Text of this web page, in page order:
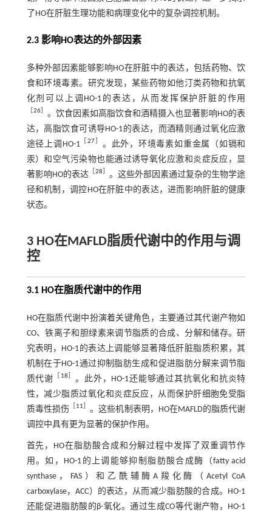
了HO在肝脏生理功能和病理变化中的复杂调控机制。
2.3 影响HO表达的外部因素
多种外部因素能够影响HO在肝脏中的表达，包括药物、饮
食和环境毒素。研究发现，某些药物如他汀类药物和抗氧
化剂可以上调HO-1的表达，从而发挥保护肝脏的作用
［26］ 。饮食因素如高脂饮食和酒精摄入也显著影响HO的表
达，高脂饮食可诱导HO-1的表达，而酒精则通过氧化应激
途径上调HO-1 ［27］ 。此外，环境毒素如重金属（如镉和
汞）和空气污染物也能通过诱导氧化应激和炎症反应，显
著影响HO的表达［28］ 。这些外部因素通过复杂的生物学途
径和机制，调控HO在肝脏中的表达，进而影响肝脏的健康
状态。
3 HO在MAFLD脂质代谢中的作用与调
控
3.1 HO在脂质代谢中的作用
HO在脂质代谢中扮演着关键角色，主要通过其代谢产物如
CO、铁离子和胆绿素来调节脂质的合成、分解和储存。研
究表明，HO-1的表达上调能够显著降低肝脏脂质积累，其
机制在于HO-1通过抑制脂肪生成和促进脂肪分解来调节脂
质代谢 ［ 18］ 。此外，HO-1还能够通过其抗氧化和抗炎特
性，减少脂质过氧化和炎症反应，从而保护肝细胞免受脂
质毒性损伤 ［11］ 。这些机制表明，HO在MAFLD的脂质代谢
调控中具有更为显著的保护作用。
首先，HO在脂肪酸合成和分解过程中发挥了双重调节作
用。如，HO-1的上调能够抑制脂肪酸合成酶（fatty acid
synthase，FAS）和乙酰辅酶A羧化酶（Acetyl CoA
carboxylase，ACC）的表达，从而减少脂肪酸的合成。HO-1
还能促进脂肪酸的β-氧化。通过生成CO等代谢产物，HO-1